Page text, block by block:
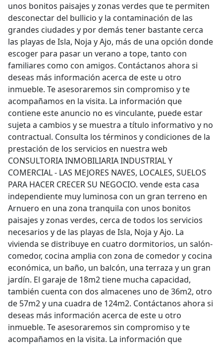
unos bonitos paisajes y zonas verdes que te permiten
desconectar del bullicio y la contaminación de las
grandes ciudades y por demás tener bastante cerca
las playas de Isla, Noja y Ajo, más de una opción donde
escoger para pasar un verano a tope, tanto con
familiares como con amigos. Contáctanos ahora si
deseas más información acerca de este u otro
inmueble. Te asesoraremos sin compromiso y te
acompañamos en la visita. La información que
contiene este anuncio no es vinculante, puede estar
sujeta a cambios y se muestra a título informativo y no
contractual. Consulta los términos y condiciones de la
prestación de los servicios en nuestra web
CONSULTORIA INMOBILIARIA INDUSTRIAL Y
COMERCIAL - LAS MEJORES NAVES, LOCALES, SUELOS
PARA HACER CRECER SU NEGOCIO. vende esta casa
independiente muy luminosa con un gran terreno en
Arnuero en una zona tranquila con unos bonitos
paisajes y zonas verdes, cerca de todos los servicios
necesarios y de las playas de Isla, Noja y Ajo. La
vivienda se distribuye en cuatro dormitorios, un salón-
comedor, cocina amplia con zona de comedor y cocina
económica, un baño, un balcón, una terraza y un gran
jardín. El garaje de 18m2 tiene mucha capacidad,
también cuenta con dos almacenes uno de 36m2, otro
de 57m2 y una cuadra de 124m2. Contáctanos ahora si
deseas más información acerca de este u otro
inmueble. Te asesoraremos sin compromiso y te
acompañamos en la visita. La información que